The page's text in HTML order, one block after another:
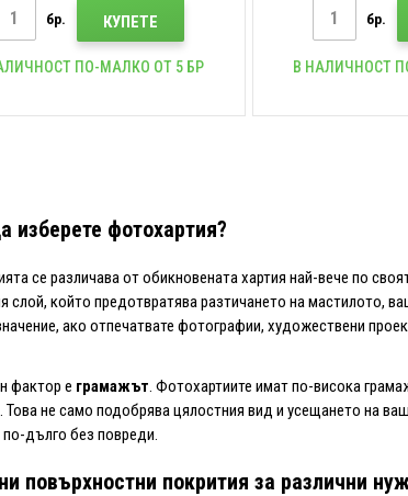
бр. КУПЕТЕ
ПО-МАЛКО ОТ 5 БР
бр.
В НАЛИЧНОСТ
изберете фотохартия?
се различава от обикновената хартия най-вече по
слой, който предотвратява разтичането на мастилото,
ако отпечатвате фотографии, художествени
фактор е грамажът . Фотохартиите имат по-висока
Това не само подобрява цялостния вид и усещането на
дълго без повреди.
повърхностни покрития за различни